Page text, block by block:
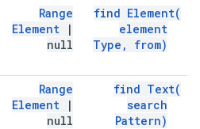
find Element(
element
Type , from)
Range
Element
|
null
find Text(
search
Pattern)
Range
Element
|
null